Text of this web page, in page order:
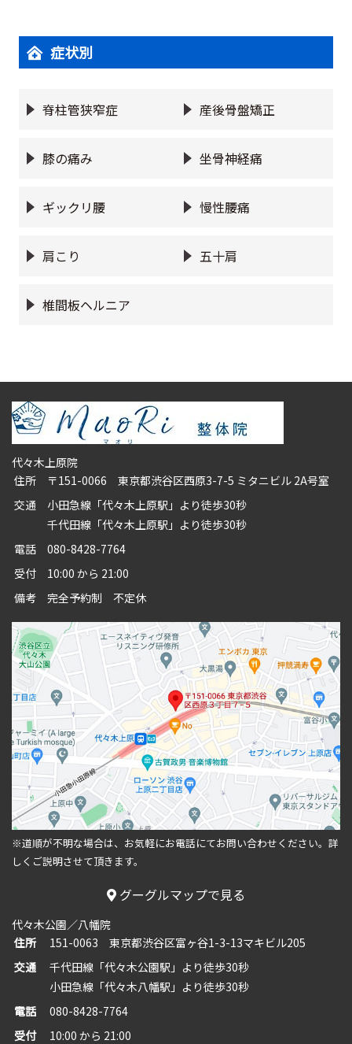
症状別
脊柱管狭窄症 産後骨盤矯正
膝の痛み 坐骨神経痛
ギックリ腰 慢性腰痛
肩こり 五十肩
椎間板ヘルニア
代々木上原院
住所
〒151-0066 東京都渋谷区西原3-7-5 ミタニビル 2A号室
交通
小田急線「代々木上原駅」より徒歩30秒
千代田線「代々木上原駅」より徒歩30秒
電話
080-8428-7764
受付
10:00 から 21:00
備考
完全予約制 不定休
※道順が不明な場合は、お気軽にお電話にてお問い合わせください。 詳
しくご説明させて頂きます。
グーグルマップで見る
代々木公園／八幡院
住所
151-0063 東京都渋谷区富ヶ谷1-3-13マキビル205
交通
千代田線「代々木公園駅」より徒歩30秒
小田急線「代々木八幡駅」より徒歩30秒
電話
080-8428-7764
受付
10:00 から 21:00